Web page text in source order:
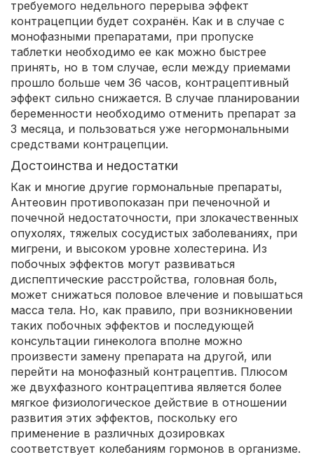
требуемого недельного перерыва эффект
контрацепции будет сохранён. Как и в случае с
монофазными препаратами, при пропуске
таблетки необходимо ее как можно быстрее
принять, но в том случае, если между приемами
прошло больше чем 36 часов, контрацептивный
эффект сильно снижается. В случае планировании
беременности необходимо отменить препарат за
3 месяца, и пользоваться уже негормональными
средствами контрацепции.
Достоинства и недостатки
Как и многие другие гормональные препараты,
Антеовин противопоказан при печеночной и
почечной недостаточности, при злокачественных
опухолях, тяжелых сосудистых заболеваниях, при
мигрени, и высоком уровне холестерина. Из
побочных эффектов могут развиваться
диспептические расстройства, головная боль,
может снижаться половое влечение и повышаться
масса тела. Но, как правило, при возникновении
таких побочных эффектов и последующей
консультации гинеколога вполне можно
произвести замену препарата на другой, или
перейти на монофазный контрацептив. Плюсом
же двухфазного контрацептива является более
мягкое физиологическое действие в отношении
развития этих эффектов, поскольку его
применение в различных дозировках
соответствует колебаниям гормонов в организме.